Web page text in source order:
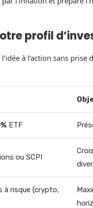
profil
à l’action sans prise
ETF
ou SCPI
à risque (crypto,